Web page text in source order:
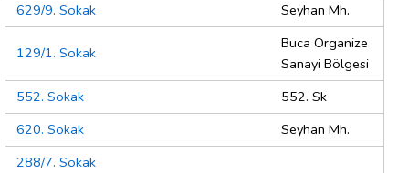
629/9. Sokak
Seyhan Mh.
129/1. Sokak
Buca Organize
Sanayi Bölgesi
552. Sokak
552. Sk
620. Sokak
Seyhan Mh.
288/7. Sokak